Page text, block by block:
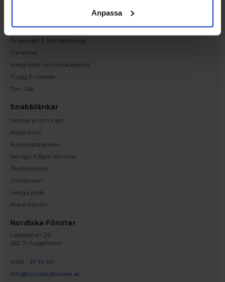
Anpassa
Betalnings & leveransvillkor
Ångerrätt & återbetalning
Garantier
Integritets- och cookiepolicy
Trygg E-handel
Om Oss
Snabblänkar
Monterat och klart
Inspiration
Kunskapsbanken
Vanliga frågor och svar
Återförsäljare
Omdömen
Lediga jobb
Black Month
Nordiska Fönster
Lagegatan 24
262 71 Ängelholm
0431 - 37 14 00
info@nordiskafonster.se